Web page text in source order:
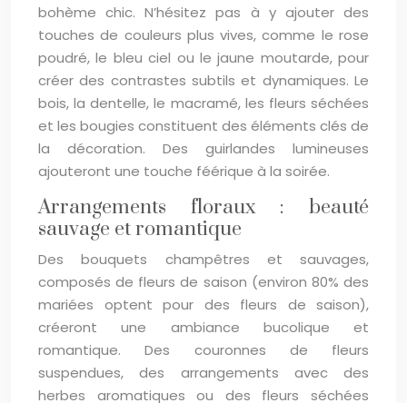
bohème chic. N’hésitez pas à y ajouter des
touches de couleurs plus vives, comme le rose
poudré, le bleu ciel ou le jaune moutarde, pour
créer des contrastes subtils et dynamiques. Le
bois, la dentelle, le macramé, les fleurs séchées
et les bougies constituent des éléments clés de
la décoration. Des guirlandes lumineuses
ajouteront une touche féérique à la soirée.
Arrangements floraux : beauté
sauvage et romantique
Des bouquets champêtres et sauvages,
composés de fleurs de saison (environ 80% des
mariées optent pour des fleurs de saison),
créeront une ambiance bucolique et
romantique. Des couronnes de fleurs
suspendues, des arrangements avec des
herbes aromatiques ou des fleurs séchées